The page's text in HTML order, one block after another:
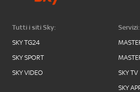
Tutti i siti Sky:
SKY TG24
SKY SPORT
SKY VIDEO
Servizi:
SKY TV
SKY